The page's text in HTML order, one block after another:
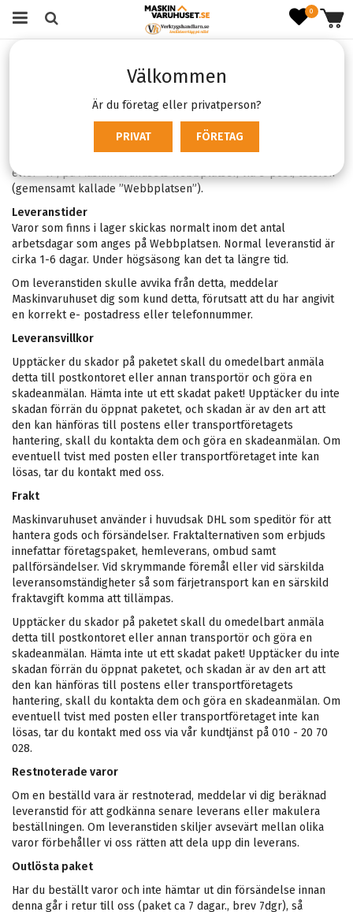
0
Välkommen
Är du företag eller privatperson?
PRIVAT FÖRETAG
Köp- och leveransvillkor
Följande villkor gäller alla beställningar som görs av kunden
(hädanefter kallad ”du”) hos Maskinvaruhuset.se (Zellify AB
eller ”vi”, på Maskinvaruhusets webbplatser, via e-post, telefon
(gemensamt kallade ”Webbplatsen”).
Leveranstider
Varor som finns i lager skickas normalt inom det antal
arbetsdagar som anges på Webbplatsen. Normal leveranstid är
cirka 1-6 dagar. Under högsäsong kan det ta längre tid.
Om leveranstiden skulle avvika från detta, meddelar
Maskinvaruhuset dig som kund detta, förutsatt att du har angivit
en korrekt e- postadress eller telefonnummer.
Leveransvillkor
Upptäcker du skador på paketet skall du omedelbart anmäla
detta till postkontoret eller annan transportör och göra en
skadeanmälan. Hämta inte ut ett skadat paket! Upptäcker du inte
skadan förrän du öppnat paketet, och skadan är av den art att
den kan hänföras till postens eller transportföretagets
hantering, skall du kontakta dem och göra en skadeanmälan. Om
eventuell tvist med posten eller transportföretaget inte kan
lösas, tar du kontakt med oss.
Frakt
Maskinvaruhuset använder i huvudsak DHL som speditör för att
hantera gods och försändelser. Fraktalternativen som erbjuds
innefattar företagspaket, hemleverans, ombud samt
pallförsändelser. Vid skrymmande föremål eller vid särskilda
leveransomständigheter så som färjetransport kan en särskild
fraktavgift komma att tillämpas.
Upptäcker du skador på paketet skall du omedelbart anmäla
detta till postkontoret eller annan transportör och göra en
skadeanmälan. Hämta inte ut ett skadat paket! Upptäcker du inte
skadan förrän du öppnat paketet, och skadan är av den art att
den kan hänföras till postens eller transportföretagets
hantering, skall du kontakta dem och göra en skadeanmälan. Om
eventuell tvist med posten eller transportföretaget inte kan
lösas, tar du kontakt med oss via vår kundtjänst på 010 - 20 70
028.
Restnoterade varor
Om en beställd vara är restnoterad, meddelar vi dig beräknad
leveranstid för att godkänna senare leverans eller makulera
beställningen. Om leveranstiden skiljer avsevärt mellan olika
varor förbehåller vi oss rätten att dela upp din leverans.
Outlösta paket
Har du beställt varor och inte hämtar ut din försändelse innan
denna går i retur till oss (paket ca 7 dagar., brev 7dgr), så